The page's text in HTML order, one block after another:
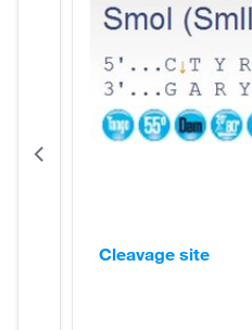
Cleavage site